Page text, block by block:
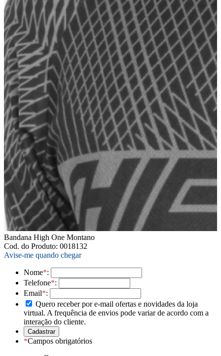
Bandana High One Montano
Cod. do Produto: 0018132
Avise-me quando chegar
Nome*:
Telefone*:
Email*:
Quero receber por e-mail ofertas e novidades da loja
virtual. A frequência de envios pode variar de acordo com a
interação do cliente.
*Campos obrigatórios